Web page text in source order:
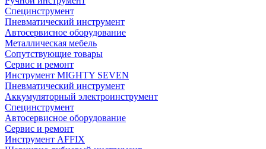
Специнструмент
Пневматический инструмент
Автосервисное оборудование
Металлическая мебель
Сопутствующие товары
Сервис и ремонт
Инструмент MIGHTY SEVEN
Пневматический инструмент
Аккумуляторный электроинструмент
Специнструмент
Автосервисное оборудование
Сервис и ремонт
Инструмент AFFIX